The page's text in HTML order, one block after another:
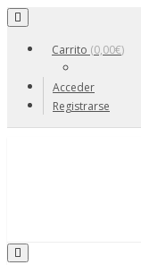
Toggle navigation
Carrito (0,00€)
Acceder
Registrarse
Skip to content
Toggle navigation